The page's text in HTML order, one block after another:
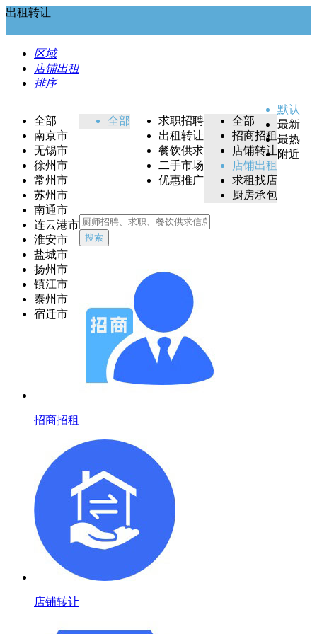
出租转让
区域
店铺出租
排序
全部
南京市
无锡市
徐州市
常州市
苏州市
南通市
连云港市
淮安市
盐城市
扬州市
镇江市
泰州市
宿迁市
全部
求职招聘
出租转让
餐饮供求
二手市场
优惠推广
全部
招商招租
店铺转让
店铺出租
求租找店
厨房承包
默认
最新
最热
附近
搜索
招商招租
店铺转让